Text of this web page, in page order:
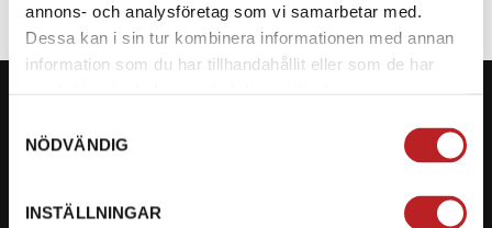
annons- och analysföretag som vi samarbetar med.
Dessa kan i sin tur kombinera informationen med annan
information som du har tillhandahållit eller som de har
NÖDVÄNDIG
INSTÄLLNINGAR
Ångra mitt köp